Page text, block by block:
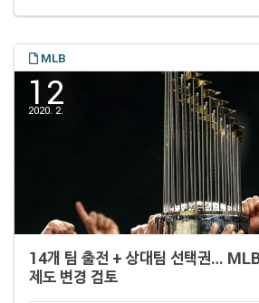
전이라도 마운드에서 내려올 수 있습니다. 또 세 타
닝을 끝낸 투수도 다음 이닝에 교대가 가능합니다.
드에 올랐다..
MLB
12
2020. 2.
14개 팀 출전 + 상대팀 선택권…
제도 변경 검토